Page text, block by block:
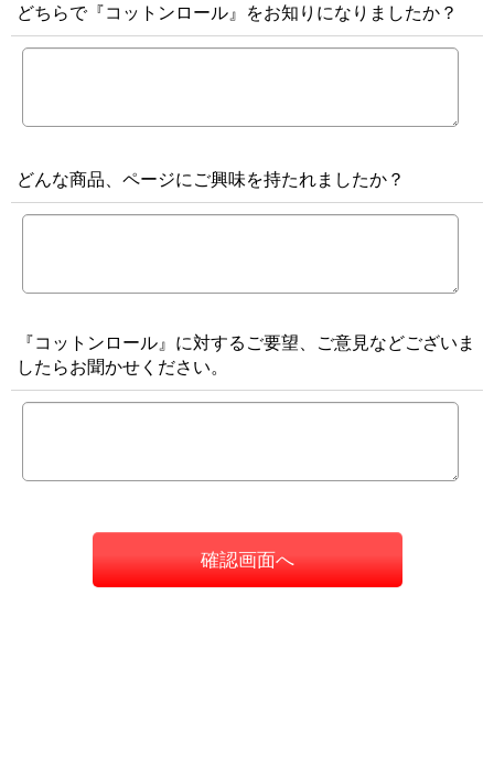
どちらで『コットンロール』をお知りになりましたか？
どんな商品、ページにご興味を持たれましたか？
『コットンロール』に対するご要望、ご意見などございま
したらお聞かせください。
確認画面へ